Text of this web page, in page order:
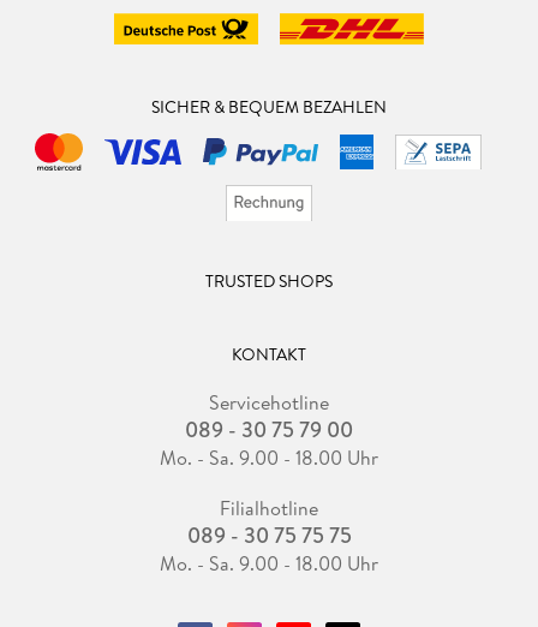
SICHER & BEQUEM BEZAHLEN
TRUSTED SHOPS
KONTAKT
Servicehotline
089 - 30 75 79 00
Mo. - Sa. 9.00 - 18.00 Uhr
Filialhotline
089 - 30 75 75 75
Mo. - Sa. 9.00 - 18.00 Uhr